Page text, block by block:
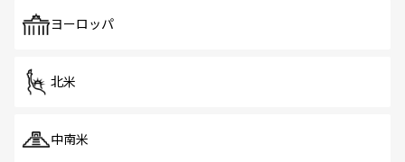
で、ホーカーズは地元の風情を楽しめる外せないスポット
ヨーロッパ
北米
中南米